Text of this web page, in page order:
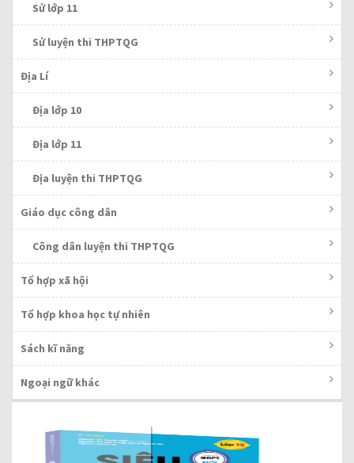
Sử lớp 11
Sử luyện thi THPTQG
Địa Lí
Địa lớp 10
Địa lớp 11
Địa luyện thi THPTQG
Giáo dục công dân
Công dân luyện thi THPTQG
Tổ hợp xã hội
Tổ hợp khoa học tự nhiên
Sách kĩ năng
Ngoại ngữ khác